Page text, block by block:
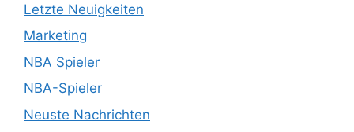
Letzte Neuigkeiten
Marketing
NBA Spieler
NBA-Spieler
Neuste Nachrichten